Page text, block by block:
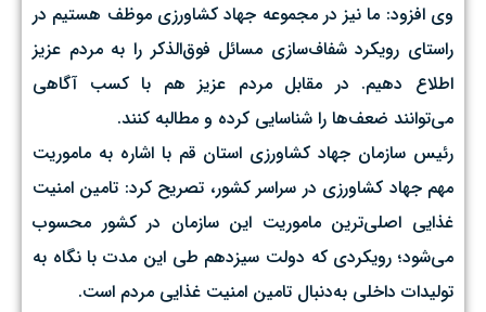
وی افزود: ما نیز در مجموعه جهاد کشاورزی موظف هستیم در
راستای رویکرد شفاف‌سازی مسائل فوق‌الذکر را به مردم عزیز
اطلاع دهیم. در مقابل مردم عزیز هم با کسب آگاهی
می‌توانند ضعف‌ها را شناسایی کرده و مطالبه کنند.
رئیس سازمان جهاد کشاورزی استان قم با اشاره به ماموریت
مهم جهاد کشاورزی در سراسر کشور، تصریح کرد: تامین امنیت
غذایی اصلی‌ترین ماموریت این سازمان در کشور محسوب
می‌شود؛ رویکردی که دولت سیزدهم طی این مدت با نگاه به
تولیدات داخلی به‌دنبال تامین امنیت غذایی مردم است.